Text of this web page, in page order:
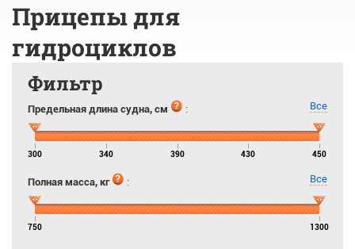
Прицепы для
гидроциклов
Фильтр
Предельная длина судна, см : Все
300 340 390 430 450
Полная масса, кг : Все
750 1300